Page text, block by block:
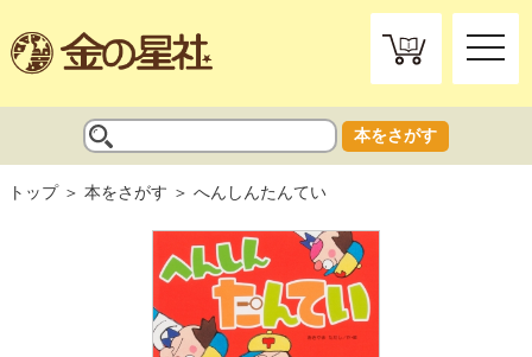
toggle
本をさがす
トップ 本をさがす へんしんたんてい